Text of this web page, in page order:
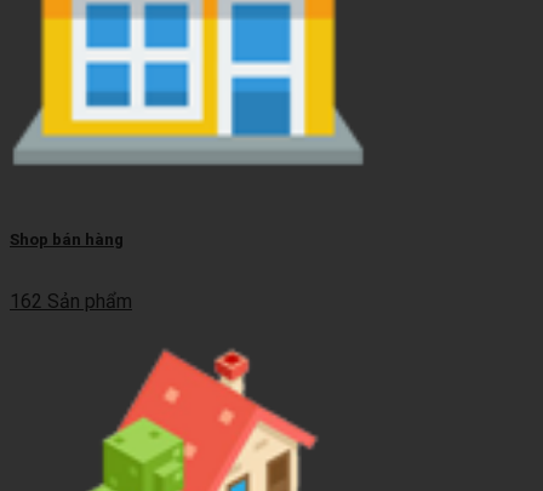
Shop bán hàng
162 Sản phẩm